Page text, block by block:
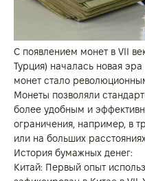
С появлением монет в VII
Турция) началась новая
монет стало
Монеты позволяли
более удобным и
ограничения, например, в
или на больших
История бумажных денег:
Китай: Первый опыт